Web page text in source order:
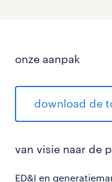
onze aanpak
download de
van visie naar de
ED&I en